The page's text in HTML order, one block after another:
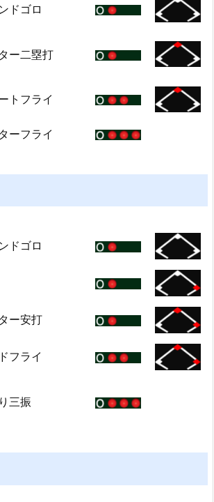
ドゴロ
ー二塁打
トフライ
ーフライ
ドゴロ
ー安打
フライ
三振